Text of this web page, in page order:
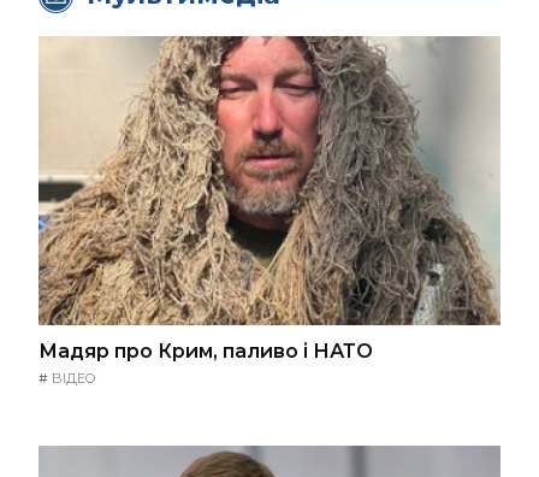
Мадяр про Крим, паливо і НАТО
# ВІДЕО